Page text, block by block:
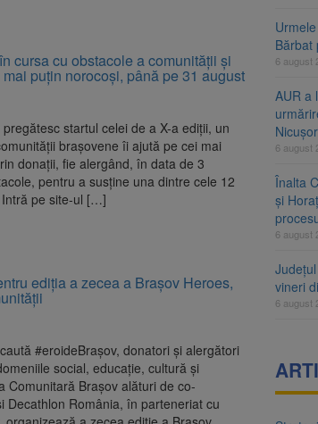
cursa cu obstacole a comunității și
puțin norocoși, până pe 31 august
startul celei de a X-a ediții, un
brașovene îi ajută pe cei mai
donații, fie alergând, în data de 3
pentru a susține una dintre cele 12
pe site-ul […]
ediția a zecea a Brașov Heroes,
#eroideBrașov, donatori și alergători
social, educație, cultură și
Comunitară Brașov alături de co-
Decathlon România, în parteneriat cu
Bărbat
6 august
AUR a
6 august
Înalta
și
6 august
vineri
6 august